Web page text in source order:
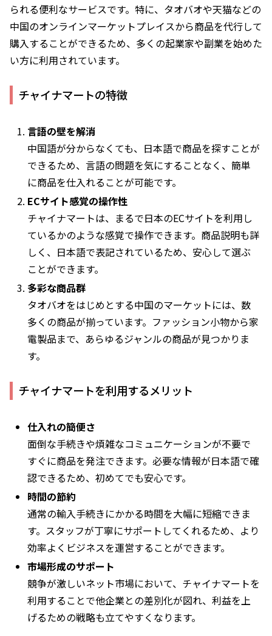
られる便利なサービスです。特に、タオバオや天猫などの
中国のオンラインマーケットプレイスから商品を代行して
購入することができるため、多くの起業家や副業を始めた
い方に利用されています。
チャイナマートの特徴
言語の壁を解消
中国語が分からなくても、日本語で商品を探すことが
できるため、言語の問題を気にすることなく、簡単
に商品を仕入れることが可能です。
ECサイト感覚の操作性
チャイナマートは、まるで日本のECサイトを利用し
ているかのような感覚で操作できます。商品説明も詳
しく、日本語で表記されているため、安心して選ぶ
ことができます。
多彩な商品群
タオバオをはじめとする中国のマーケットには、数
多くの商品が揃っています。ファッション小物から家
電製品まで、あらゆるジャンルの商品が見つかりま
す。
チャイナマートを利用するメリット
仕入れの簡便さ
面倒な手続きや煩雑なコミュニケーションが不要で
すぐに商品を発注できます。必要な情報が日本語で確
認できるため、初めてでも安心です。
時間の節約
通常の輸入手続きにかかる時間を大幅に短縮できま
す。スタッフが丁寧にサポートしてくれるため、より
効率よくビジネスを運営することができます。
市場形成のサポート
競争が激しいネット市場において、チャイナマートを
利用することで他企業との差別化が図れ、利益を上
げるための戦略も立てやすくなります。